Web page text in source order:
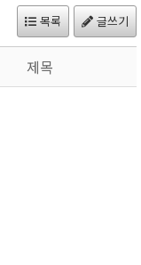
목록 글쓰기
제목